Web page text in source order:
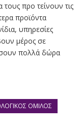
προ τείνουν τις
προϊόντα
υπηρεσίες
μέρος σε
πολλά δώρα
ΟΜΙΛΟΣ